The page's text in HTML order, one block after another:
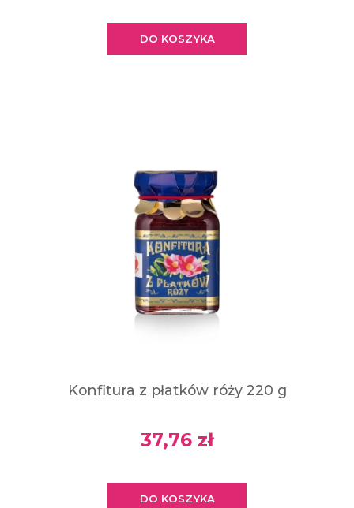
DO KOSZYKA
Konfitura z płatków róży 220 g
37,76 zł
DO KOSZYKA